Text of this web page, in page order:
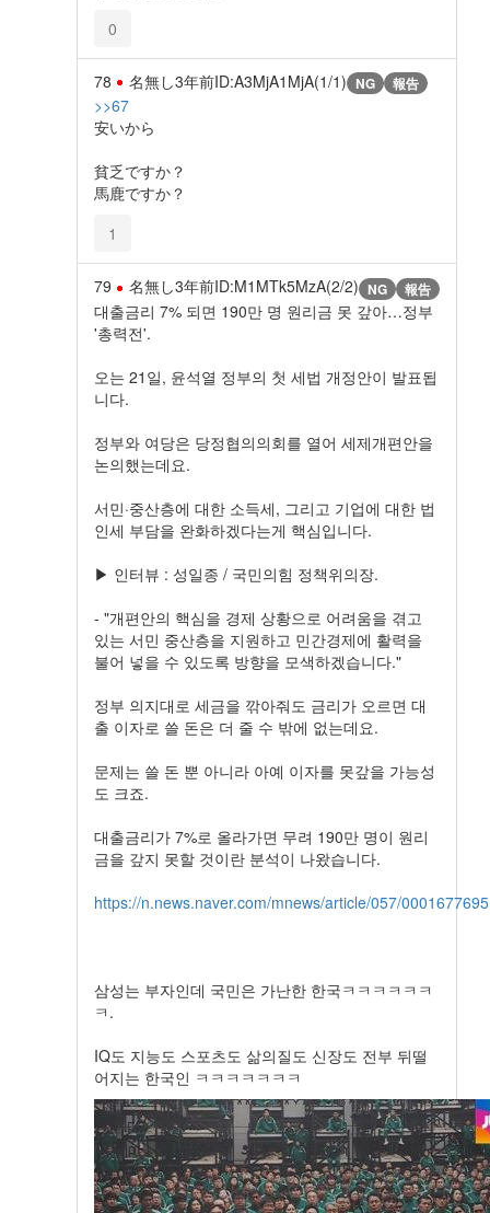
0
78 名無し3年前ID:A3MjA1MjA(1/1) NG 報告
>>67
安いから
貧乏ですか？
馬鹿ですか？
1
79 名無し3年前ID:M1MTk5MzA(2/2) NG 報告
대출금리 7% 되면 190만 명 원리금 못 갚아…정부
'총력전'.
오는 21일, 윤석열 정부의 첫 세법 개정안이 발표됩
니다.
정부와 여당은 당정협의의회를 열어 세제개편안을
논의했는데요.
서민·중산층에 대한 소득세, 그리고 기업에 대한 법
인세 부담을 완화하겠다는게 핵심입니다.
▶ 인터뷰 : 성일종 / 국민의힘 정책위의장.
- "개편안의 핵심을 경제 상황으로 어려움을 겪고
있는 서민 중산층을 지원하고 민간경제에 활력을
불어 넣을 수 있도록 방향을 모색하겠습니다."
정부 의지대로 세금을 깎아줘도 금리가 오르면 대
출 이자로 쓸 돈은 더 줄 수 밖에 없는데요.
문제는 쓸 돈 뿐 아니라 아예 이자를 못갚을 가능성
도 크죠.
대출금리가 7%로 올라가면 무려 190만 명이 원리
금을 갚지 못할 것이란 분석이 나왔습니다.
https://n.news.naver.com/mnews/article/057/0001677695
삼성는 부자인데 국민은 가난한 한국ㅋㅋㅋㅋㅋㅋ
ㅋ.
IQ도 지능도 스포츠도 삶의질도 신장도 전부 뒤떨
어지는 한국인 ㅋㅋㅋㅋㅋㅋㅋ